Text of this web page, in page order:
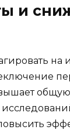
и
на
общую